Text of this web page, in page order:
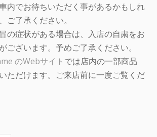
内でお待ちいただく事があるかもしれ
ご了承ください。
の症状がある場合は、入店の自粛をお
ございます。予めご了承ください。
のWebサイト では店内の一部商品
ただけます。ご来店前に一度ご覧くだ